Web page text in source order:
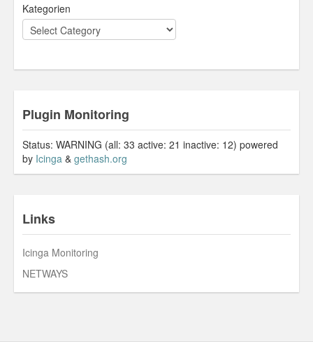
Kategorien
Plugin Monitoring
Status: WARNING (all: 33 active: 21 inactive: 12) powered
by Icinga & gethash.org
Links
Icinga Monitoring
NETWAYS